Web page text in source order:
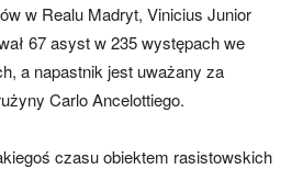
w Realu Madryt, Vinicius Junior
67 asyst w 235 występach we
a napastnik jest uważany za
Carlo Ancelottiego.
czasu obiektem rasistowskich